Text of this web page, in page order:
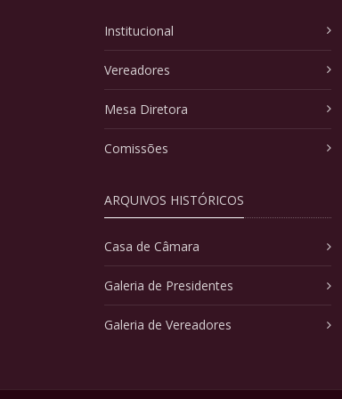
Institucional
Vereadores
Mesa Diretora
Comissões
ARQUIVOS HISTÓRICOS
Casa de Câmara
Galeria de Presidentes
Galeria de Vereadores